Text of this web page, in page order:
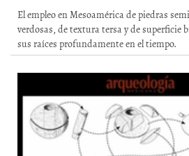
El empleo en Mesoamérica de piedras
verdosas, de textura tersa y de superficie
sus raíces profundamente en el tiempo.